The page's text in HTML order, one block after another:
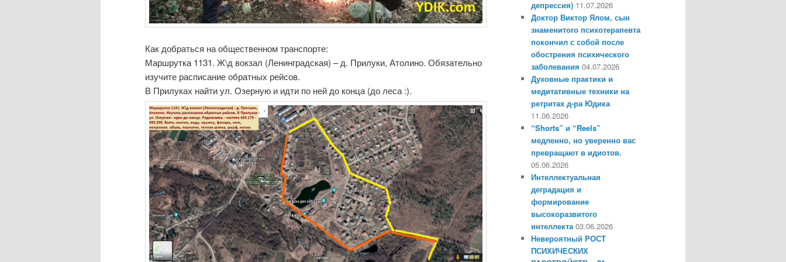
Как добраться на общественном транспорте:
Маршрутка 1131. Ж\д вокзал (Ленинградская) – д. Прилуки, Атолино. Обязательно
изучите расписание обратных рейсов.
В Прилуках найти ул. Озерную и идти по ней до конца (до леса :).
депрессия) 11.07.2026
Доктор Виктор Ялом, сын
знаменитого психотерапевта
покончил с собой после
обострения психического
заболевания 04.07.2026
Духовные практики и
медитативные техники на
ретритах д-ра Юдика
11.06.2026
“Shorts” и “Reels”
медленно, но уверенно вас
превращают в идиотов.
05.06.2026
Интеллектуальная
деградация и
формирование
высокоразвитого
интеллекта 03.06.2026
Невероятный РОСТ
ПСИХИЧЕСКИХ